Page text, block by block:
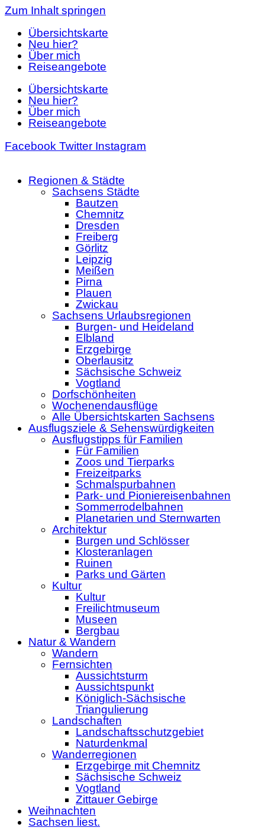
Zum Inhalt springen
Übersichtskarte
Neu hier?
Über mich
Reiseangebote
Übersichtskarte
Neu hier?
Über mich
Reiseangebote
Facebook Twitter Instagram
Regionen & Städte
Sachsens Städte
Bautzen
Chemnitz
Dresden
Freiberg
Görlitz
Leipzig
Meißen
Pirna
Plauen
Zwickau
Sachsens Urlaubsregionen
Burgen- und Heideland
Elbland
Erzgebirge
Oberlausitz
Sächsische Schweiz
Vogtland
Dorfschönheiten
Wochenendausflüge
Alle Übersichtskarten Sachsens
Ausflugsziele & Sehenswürdigkeiten
Ausflugstipps für Familien
Für Familien
Zoos und Tierparks
Freizeitparks
Schmalspurbahnen
Park- und Pioniereisenbahnen
Sommerrodelbahnen
Planetarien und Sternwarten
Architektur
Burgen und Schlösser
Klosteranlagen
Ruinen
Parks und Gärten
Kultur
Kultur
Freilichtmuseum
Museen
Bergbau
Natur & Wandern
Wandern
Fernsichten
Aussichtsturm
Aussichtspunkt
Königlich-Sächsische
Triangulierung
Landschaften
Landschaftsschutzgebiet
Naturdenkmal
Wanderregionen
Erzgebirge mit Chemnitz
Sächsische Schweiz
Vogtland
Zittauer Gebirge
Weihnachten
Sachsen liest.